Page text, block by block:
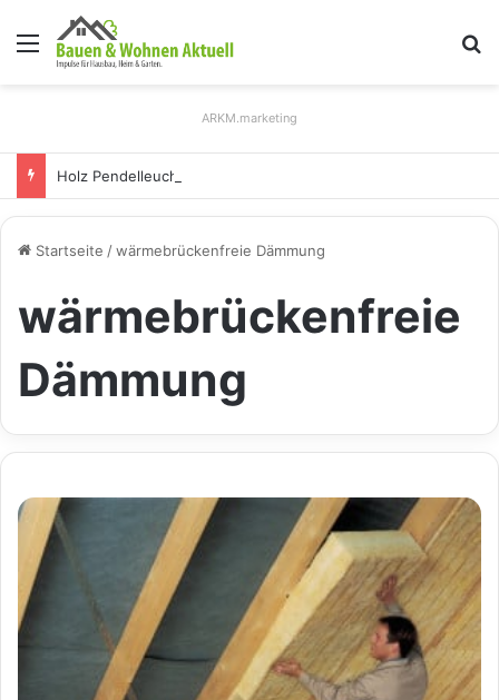
Menü
ARKM.marketing
Startseite /wärmebrückenfreie Dämmung
wärmebrückenfreie
Dämmung